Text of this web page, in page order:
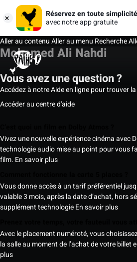
Réservez en toute simplicité
avec notre app gratuite
Aller au contenuAller au menu Recherche
Mohamed Ali Nahdi
Vous avez une question ?
Accédez à notre Aide en ligne pour trouver
Accéder au centre d'aide
Vivez une nouvelle expérience cinéma avec
technologie audio mise au point pour vous
film. En savoir plus
Vous donne accès à un tarif préférentiel
valable 3 mois, après la date d’achat, hors
supplément technologieEn savoir plus
Avec le placement numéroté, vous
la salle au moment de l’achat de votre billet
plus